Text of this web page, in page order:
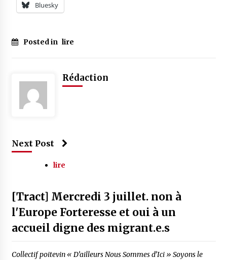
Bluesky
Posted in lire
Rédaction
Next Post
lire
[Tract] Mercredi 3 juillet. non à
l'Europe Forteresse et oui à un
accueil digne des migrant.e.s
Collectif poitevin « D’ailleurs Nous Sommes d’Ici » Soyons le